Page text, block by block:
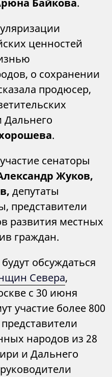
Байкова.
ценностей
о сохранении
продюсер,
Дальнего
.
сенаторы
Жуков,
депутаты
представители
развития местных
граждан.
обсуждаться
Севера,
с 30 июня
участие более 800
народов из 28
и Дальнего